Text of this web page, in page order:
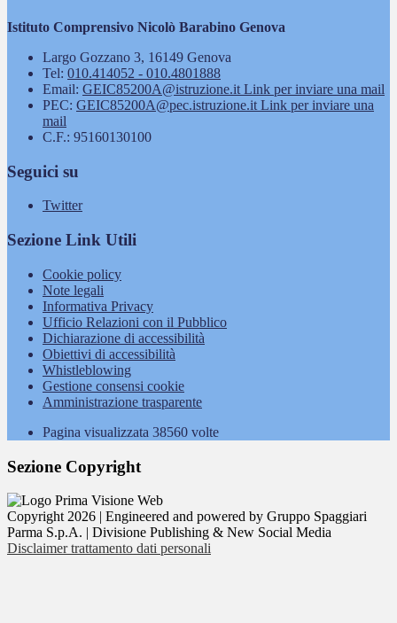
Istituto Comprensivo Nicolò Barabino Genova
Largo Gozzano 3, 16149 Genova
Tel: 010.414052 - 010.4801888
Email: GEIC85200A@istruzione.it Link per inviare una mail
PEC: GEIC85200A@pec.istruzione.it Link per inviare una
mail
C.F.: 95160130100
Seguici su
Twitter
Sezione Link Utili
Cookie policy
Note legali
Informativa Privacy
Ufficio Relazioni con il Pubblico
Dichiarazione di accessibilità
Obiettivi di accessibilità
Whistleblowing
Gestione consensi cookie
Amministrazione trasparente
Pagina visualizzata 38560 volte
Sezione Copyright
Copyright 2026 | Engineered and powered by Gruppo Spaggiari
Parma S.p.A. | Divisione Publishing & New Social Media
Disclaimer trattamento dati personali